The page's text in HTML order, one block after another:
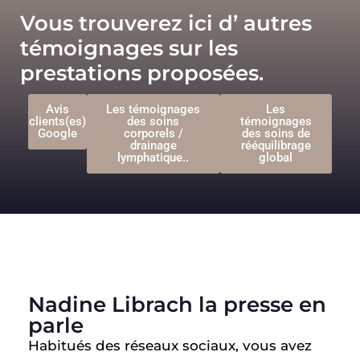
Vous trouverez ici d’ autres
témoignages sur les
prestations proposées.
Avis
clients(es)
Google
Les témoignages
des soins
corporels /
drainage
lymphatique..
Les
témoignages
des soins de
rééquilibrage
global
Nadine Librach la presse en
parle
Habitués des réseaux sociaux, vous avez